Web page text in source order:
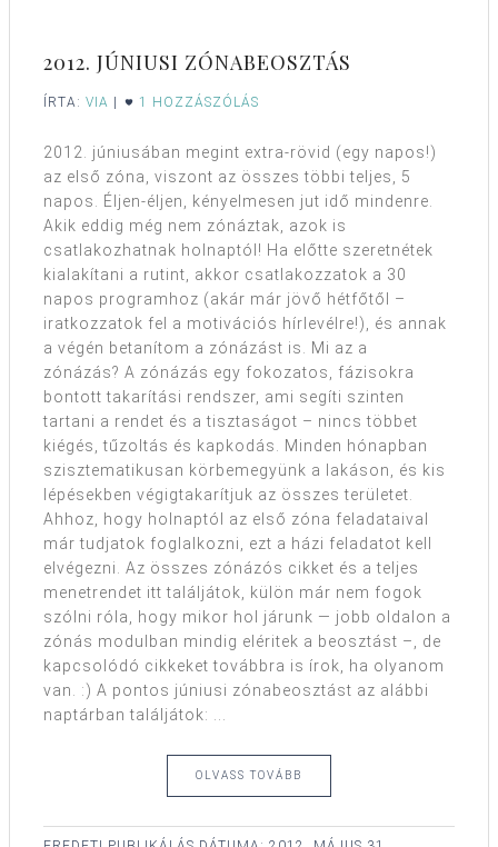
2012. JÚNIUSI ZÓNABEOSZTÁS
ÍRTA: VIA | 1 HOZZÁSZÓLÁS
2012. júniusában megint extra-rövid (egy napos!)
az első zóna, viszont az összes többi teljes, 5
napos. Éljen-éljen, kényelmesen jut idő mindenre.
Akik eddig még nem zónáztak, azok is
csatlakozhatnak holnaptól! Ha előtte szeretnétek
kialakítani a rutint, akkor csatlakozzatok a 30
napos programhoz (akár már jövő hétfőtől –
iratkozzatok fel a motivációs hírlevélre!), és annak
a végén betanítom a zónázást is. Mi az a
zónázás? A zónázás egy fokozatos, fázisokra
bontott takarítási rendszer, ami segíti szinten
tartani a rendet és a tisztaságot – nincs többet
kiégés, tűzoltás és kapkodás. Minden hónapban
szisztematikusan körbemegyünk a lakáson, és kis
lépésekben végigtakarítjuk az összes területet.
Ahhoz, hogy holnaptól az első zóna feladataival
már tudjatok foglalkozni, ezt a házi feladatot kell
elvégezni. Az összes zónázós cikket és a teljes
menetrendet itt találjátok, külön már nem fogok
szólni róla, hogy mikor hol járunk — jobb oldalon a
zónás modulban mindig eléritek a beosztást –, de
kapcsolódó cikkeket továbbra is írok, ha olyanom
van. :) A pontos júniusi zónabeosztást az alábbi
naptárban találjátok: ...
OLVASS TOVÁBB